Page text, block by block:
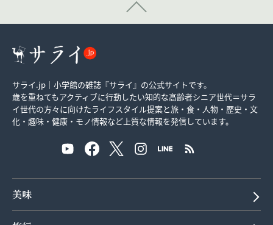
サライ.jp｜小学館の雑誌『サライ』の公式サイトです。
歳を重ねてもアクティブに行動したい知的な高齢者シニア世代＝サラ
イ世代の方々に向けたライフスタイル提案と旅・食・人物・歴史・文
化・趣味・健康・モノ情報など上質な情報を発信しています。
美味